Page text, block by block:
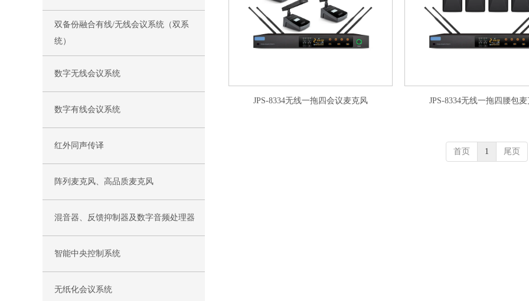
双备份融合有线/无线会议系统（双系
统）
数字无线会议系统
数字有线会议系统
红外同声传译
阵列麦克风、高品质麦克风
混音器、反馈抑制器及数字音频处理器
智能中央控制系统
无纸化会议系统
JPS-8334无线一拖四会议麦克风 JPS-8334无线一拖四腰包
首页 1 尾页